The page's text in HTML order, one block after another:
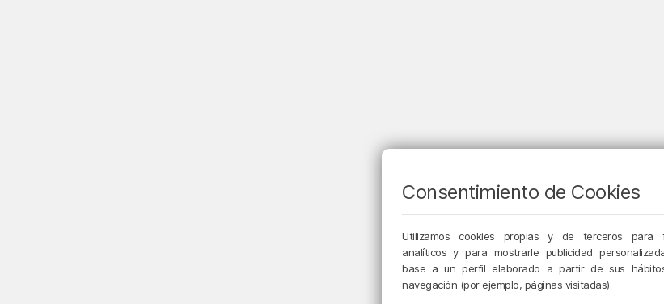
Consentimiento de Cookies
Utilizamos cookies propias y de terceros para
analíticos y para mostrarle publicidad
base a un perfil elaborado a partir de sus
navegación (por ejemplo, páginas visitadas).